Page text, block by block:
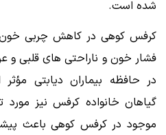
شده است.
کرفس کوهی در کاهش چربی
فشار خون و ناراحتی های قلبی و
در حافظه بیماران دیابتی
گیاهان خانواده کرفس نیز مورد
موجود در کرفس کوهی باعث